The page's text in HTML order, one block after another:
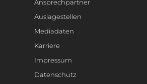
Ansprechpartner
Auslagestellen
Mediadaten
Karriere
Impressum
Datenschutz